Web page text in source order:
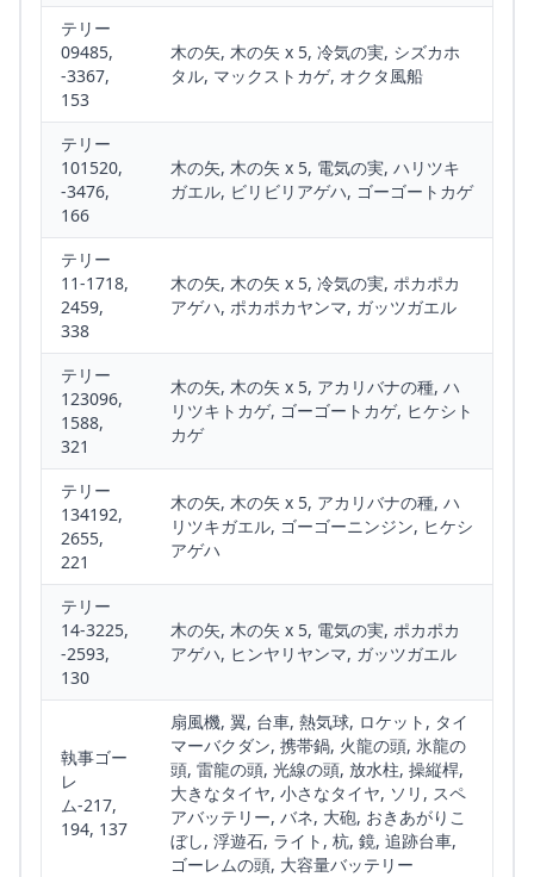
テリー
09485,
-3367,
153
木の矢, 木の矢 x 5, 冷気の実, シズカホ
タル, マックストカゲ, オクタ風船
テリー
101520,
-3476,
166
木の矢, 木の矢 x 5, 電気の実, ハリツキ
ガエル, ビリビリアゲハ, ゴーゴートカゲ
テリー
11-1718,
2459,
338
木の矢, 木の矢 x 5, 冷気の実, ポカポカ
アゲハ, ポカポカヤンマ, ガッツガエル
テリー
123096,
1588,
321
木の矢, 木の矢 x 5, アカリバナの種, ハ
リツキトカゲ, ゴーゴートカゲ, ヒケシト
カゲ
テリー
134192,
2655,
221
木の矢, 木の矢 x 5, アカリバナの種, ハ
リツキガエル, ゴーゴーニンジン, ヒケシ
アゲハ
テリー
14-3225,
-2593,
130
木の矢, 木の矢 x 5, 電気の実, ポカポカ
アゲハ, ヒンヤリヤンマ, ガッツガエル
執事ゴー
レ
ム-217,
194, 137
扇風機, 翼, 台車, 熱気球, ロケット, タイ
マーバクダン, 携帯鍋, 火龍の頭, 氷龍の
頭, 雷龍の頭, 光線の頭, 放水柱, 操縦桿,
大きなタイヤ, 小さなタイヤ, ソリ, スペ
アバッテリー, バネ, 大砲, おきあがりこ
ぼし, 浮遊石, ライト, 杭, 鏡, 追跡台車,
ゴーレムの頭, 大容量バッテリー